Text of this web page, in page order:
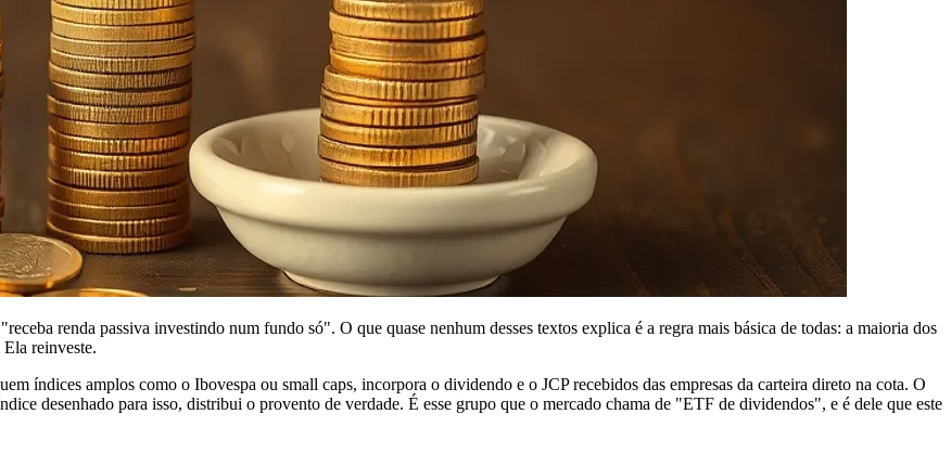
renda passiva investindo num fundo só". O que quase nenhum desses textos explica é a regra mais básica de todas: a maioria dos
reinveste.
índices amplos como o Ibovespa ou small caps, incorpora o dividendo e o JCP recebidos das empresas da carteira direto na cota. O
desenhado para isso, distribui o provento de verdade. É esse grupo que o mercado chama de "ETF de dividendos", e é dele que este